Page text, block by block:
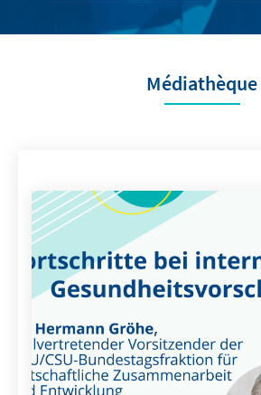
Médiathèque